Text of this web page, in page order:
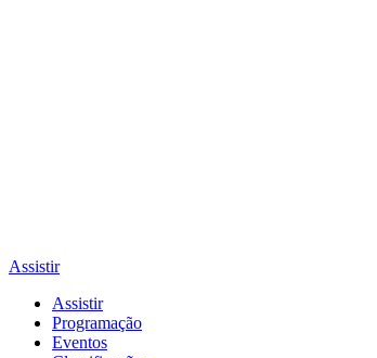
Assistir
Assistir
Programação
Eventos